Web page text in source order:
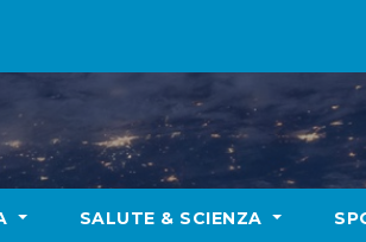
SALUTE & SCIENZA